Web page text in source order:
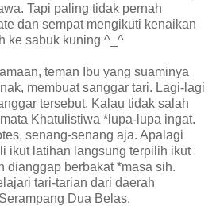
Tapi paling tidak pernah
dan sempat mengikuti kenaikan
ke sabuk kuning ^_^
teman Ibu yang suaminya
membuat sanggar tari. Lagi-lagi
tersebut. Kalau tidak salah
Khatulistiwa *lupa-lupa ingat.
senang-senang aja. Apalagi
ikut latihan langsung terpilih ikut
dianggap berbakat *masa sih.
tari-tarian dari daerah
Dua Belas.